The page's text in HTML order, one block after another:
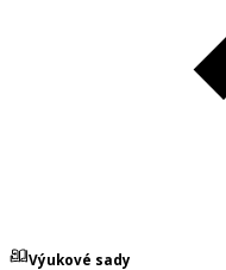
Výukové sady